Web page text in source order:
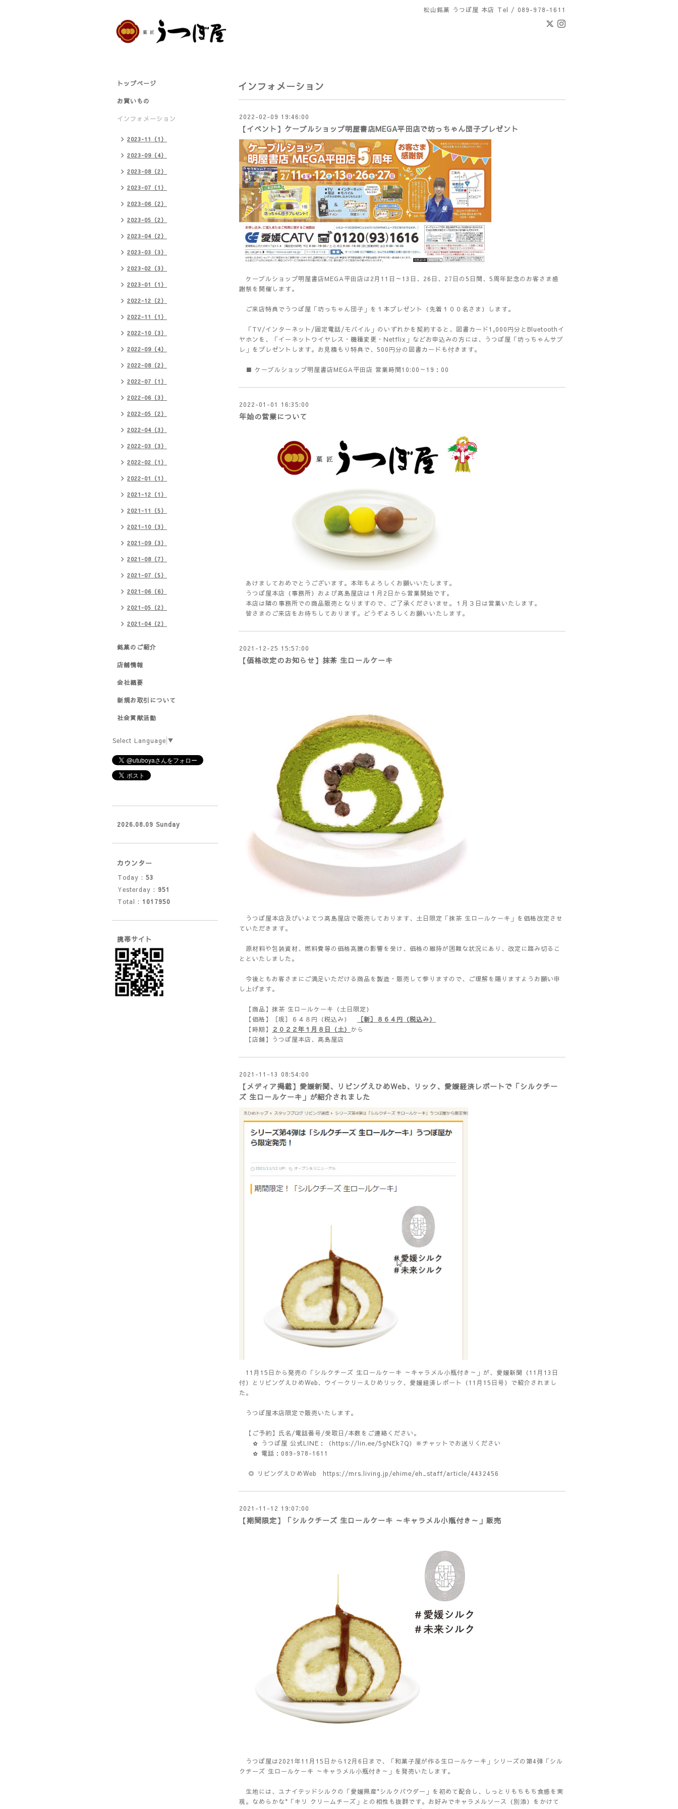
松山銘菓 うつぼ屋 本店 Tel / 089-978-1611
インフォメーション
2022-02-09 19:46:00
【イベント】ケーブルショップ明屋書店MEGA平田店で坊っちゃん団子プレゼント
ケーブルショップ明屋書店MEGA平田店は2月11日～13日、26日、27日の5日間、5周年記念のお客さま感
謝祭を開催します。
ご来店特典でうつぼ屋「坊っちゃん団子」を１本プレゼント（先着１００名さま）します。
「TV/インターネット/固定電話/モバイル」のいずれかを契約すると、図書カード1,000円分とBluetoothイ
ヤホンを、「イーネットワイヤレス・機種変更・ Netflix」 などお申込みの方には、うつぼ屋「坊っちゃんサブ
レ」をプレゼントします。お見積もり特典で、500円分の図書カードも付きます。
■ ケーブルショップ明屋書店MEGA平田店 営業時間10:00～19：00
2022-01-01 16:35:00
年始の営業について
あけましておめでとうございます。本年もよろしくお願いいたします。
うつぼ屋本店（事務所）および髙島屋店は１月2日から営業開始です。
本店は隣の事務所での商品販売となりますので、ご了承くださいませ。１月３日は営業いたします。
皆さまのご来店をお待ちしております。どうぞよろしくお願いいたします。
2021-12-25 15:57:00
【価格改定のお知らせ】抹茶 生ロールケーキ
うつぼ屋本店及びいよてつ髙島屋店で販売しております、土日限定「抹茶 生ロールケーキ」を価格改定させ
ていただきます。
原材料や包装資材、燃料費等の価格高騰の影響を受け、価格の維持が困難な状況にあり、改定に踏み切るこ
とといたしました。
今後ともお客さまにご満足いただける商品を製造・販売して参りますので、ご理解を賜りますようお願い申
し上げます。
【商品】抹茶 生ロールケーキ（土日限定）
【価格】［現］６４８円（税込み）
［新］８６４円（税込み）
【時期】
２０２２年１月８日（土） から
【店舗】うつぼ屋本店、髙島屋店
2021-11-13 08:54:00
【メディア掲載】愛媛新聞、リビングえひめWeb、リック、愛媛経済レポートで「シルクチー
ズ 生ロールケーキ」が紹介されました
11月15日から発売の「シルクチーズ 生ロールケーキ ～キャラメル小瓶付き～」が、愛媛新聞（11月13日
付）とリビングえひめWeb、ウイークリーえひめリック、愛媛経済レポート（11月15日号）で紹介されまし
た。
うつぼ屋本店限定で販売いたします。
【ご予約】氏名/電話番号/受取日/本数をご連絡ください。
✿ うつぼ屋 公式LINE：（https://lin.ee/5gNEk7Q）※チャットでお送りください
✿ 電話：089-978-1611
◎ リビングえひめWeb https://mrs.living.jp/ehime/eh_staff/article/4432456
2021-11-12 19:07:00
【期間限定】「シルクチーズ 生ロールケーキ ～キャラメル小瓶付き～」販売
うつぼ屋は2021 年11 月 15 日から 12月 6 日まで、「和菓子屋が作る生ロールケーキ」シリーズの第4弾「シル
クチーズ 生ロールケーキ ～キャラメル小瓶付き～」を発売いたします。
生地には、ユナイテッドシルクの 「愛媛県産*シルクパウダー」を初めて配合し、しっとりもちもち食感を実
現。なめらかな* 「キリ クリームチーズ」との相性も抜群です。お好みでキャラメルソース（別添）をかけて
トップページ
お買いもの
インフォメーション
2023-11（1）
2023-09（4）
2023-08（2）
2023-07（1）
2023-06（2）
2023-05（2）
2023-04（2）
2023-03（3）
2023-02（3）
2023-01（1）
2022-12（2）
2022-11（1）
2022-10（3）
2022-09（4）
2022-08（2）
2022-07（1）
2022-06（3）
2022-05（2）
2022-04（3）
2022-03（3）
2022-02（1）
2022-01（1）
2021-12（1）
2021-11（5）
2021-10（3）
2021-09（3）
2021-08（7）
2021-07（5）
2021-06（6）
2021-05（2）
2021-04（2）
銘菓のご紹介
店舗情報
会社概要
新規お取引について
社会貢献活動
Select Language ▼
2026.08.09 Sunday
カウンター
Today : 53
Yesterday : 951
Total : 1017950
携帯サイト